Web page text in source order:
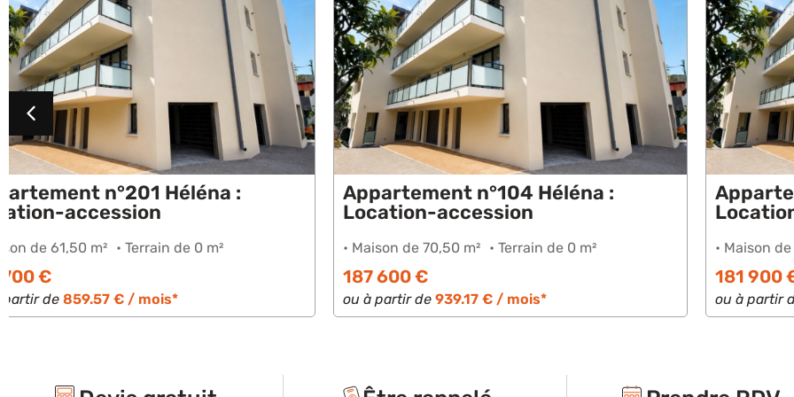
Appartement n°104 Héléna :
Location-accession
• Maison de 70,50 m² • Terrain de 0 m²
187 600 €
ou à partir de939.17 € / mois*
Appartement n°103 Héléna :
Location-accession
• Maison de 64,40 m² • Terrain de 0 m²
181 900 €
ou à partir de910.63 € / mois*
•
ou